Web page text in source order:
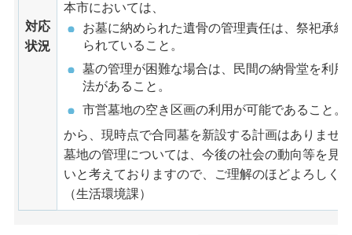
対応
状況
本市においては、
お墓に納められた遺骨の管理責任は、祭祀承
られていること。
墓の管理が困難な場合は、民間の納骨堂を利
法があること。
市営墓地の空き区画の利用が可能であること。
から、現時点で合同墓を新設する計画はありませ
墓地の管理については、今後の社会の動向等を見
いと考えておりますので、ご理解のほどよろしく
（生活環境課）